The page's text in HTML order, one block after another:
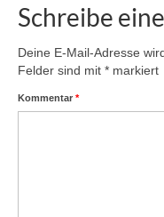
Schreibe
Deine E-Mail-Adresse
Felder sind mit * markiert
Kommentar *